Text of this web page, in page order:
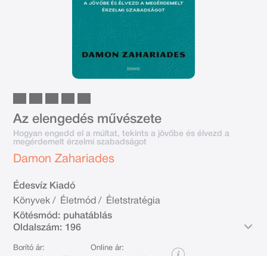
Az elengedés művészete
Hogyan engedd el a múltat, tekints a jövőbe és élvezd a
megérdemelt érzelmi szabadságot
Damon Zahariades
Édesvíz Kiadó
Könyvek / Életmód /
Életstratégia
Kötésmód: puhatáblás
Oldalszám: 196
Borító ár: Online ár: